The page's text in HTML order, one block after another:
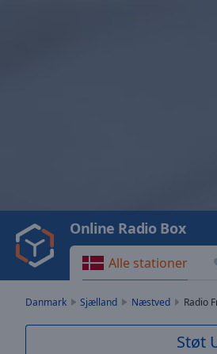
Video
Play
Backward
Skip
Current
Alle stationer
Online Radio Box
Danmark Sjælland Næstved Radio
Støt